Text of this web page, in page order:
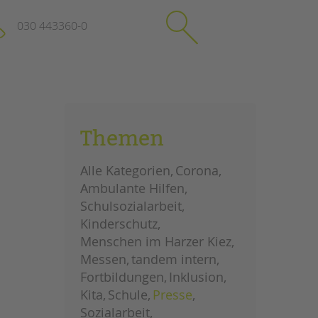
Impressum
Datenschutz
Hinweisgebersystem
Intranet
schließen
030 443360-0
SuchenThemen
Alle Kategorien Corona
Ambulante Hilfen
Schulsozialarbeit
Kinderschutz
Menschen im Harzer Kiez
Messen tandem intern
Fortbildungen Inklusion
Kita Schule Presse
Sozialarbeit